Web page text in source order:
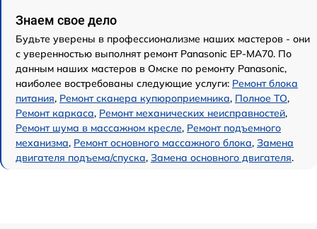
Знаем свое дело
Будьте уверены в профессионализме наших мастеров - они
с уверенностью выполнят ремонт Panasonic EP-MA70. По
данным наших мастеров в Омске по ремонту Panasonic,
наиболее востребованы следующие услуги: Ремонт блока
питания, Ремонт сканера купюроприемника, Полное ТО,
Ремонт каркаса, Ремонт механических неисправностей,
Ремонт шума в массажном кресле, Ремонт подъемного
механизма, Ремонт основного массажного блока, Замена
двигателя подъема/спуска, Замена основного двигателя.